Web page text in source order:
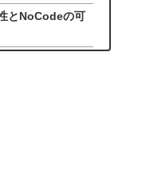
とNoCodeの可